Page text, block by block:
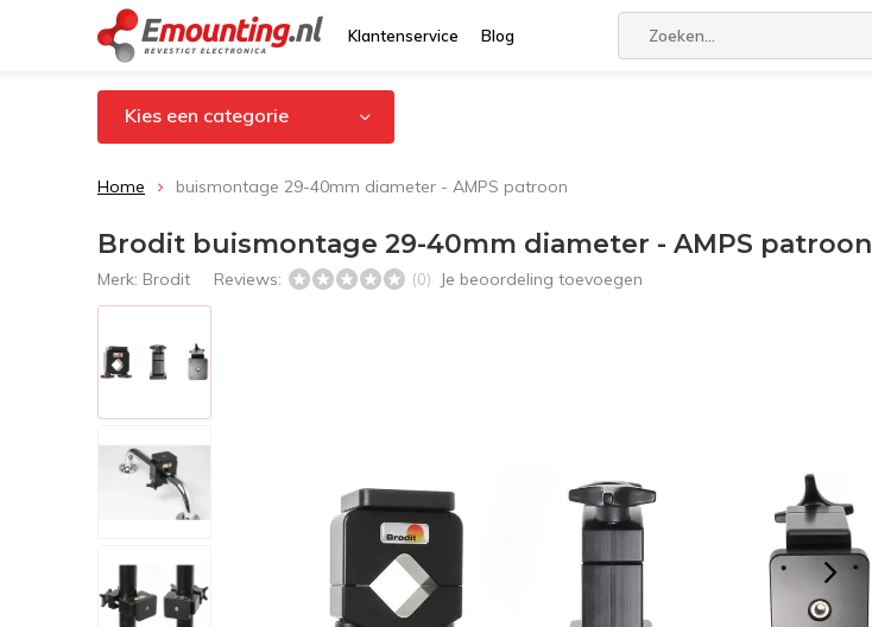
Klantenservice Blog
Kies een categorie
Home buismontage 29-40mm diameter - AMPS patroon
Brodit buismontage 29-40mm diameter - AMPS patroon
Merk: Brodit Reviews: (0) Je beoordeling toevoegen